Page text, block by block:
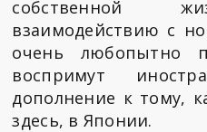
собственной
взаимодействию с
очень любопытно
воспримут
дополнение к тому,
здесь, в Японии.